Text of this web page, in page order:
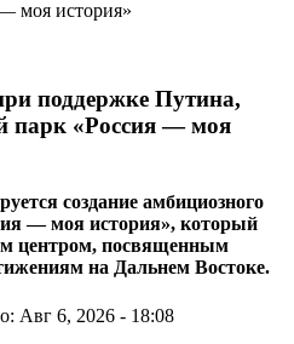
поддержке Путина,
парк «Россия — моя
создание амбициозного
— моя история», который
центром, посвященным
на Дальнем Востоке.
Авг 6, 2026 - 18:08